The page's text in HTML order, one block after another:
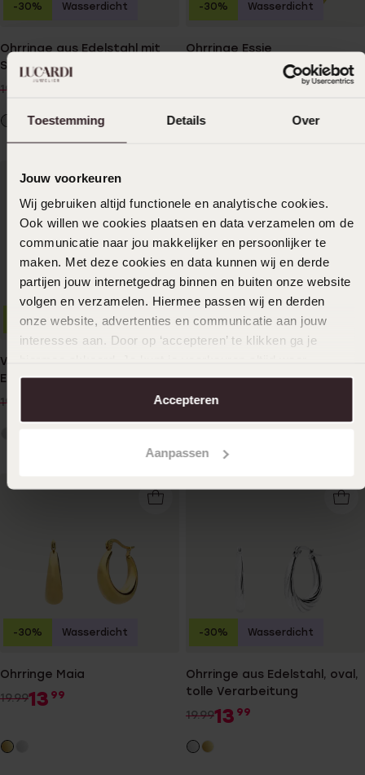
Toestemming Details Over
Jouw voorkeuren
Wij gebruiken altijd functionele en analytische cookies.
Ook willen we cookies plaatsen en data verzamelen om de
communicatie naar jou makkelijker en persoonlijker te
maken. Met deze cookies en data kunnen wij en derde
partijen jouw internetgedrag binnen en buiten onze website
volgen en verzamelen. Hiermee passen wij en derden
onze website, advertenties en communicatie aan jouw
interesses aan. Door op ‘accepteren’ te klikken ga je
aanpassen. Lees er meer over in onscookiebeleid.
Accepteren
Aanpassen
Ohrringe aus Edelstahl mit
Schmetterling
19.99
13
-30% Wasserdicht
Ohrringe Essie
-30% Wasserdicht
Vergoldete
Edelstahlohrringe oval
19.99
-30% Wasserdicht
vergoldet (750 Gold),
Modeste
1999
Nachhaltig
Ohrringe Maia
19.9913 99
-30% Wasserdicht
Ohrringe aus Edelstahl, oval,
tolle Verarbeitung
19.9913 99
-30% Wasserdicht